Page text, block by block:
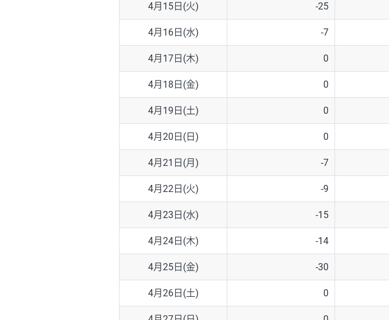
4月15日(火) -25
4月16日(水) -7
4月17日(木) 0
4月18日(金) 0
4月19日(土) 0
4月20日(日) 0
4月21日(月) -7
4月22日(火) -9
4月23日(水) -15
4月24日(木) -14
4月25日(金) -30
4月26日(土) 0